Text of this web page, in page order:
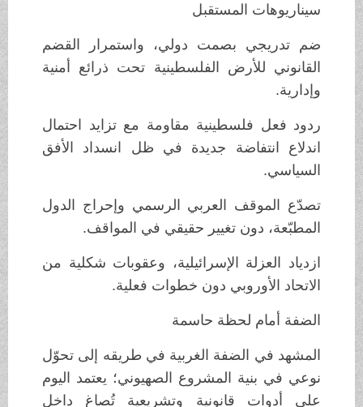
سيناريوهات المستقبل
ضم تدريجي بصمت دولي، واستمرار القضم
القانوني للأرض الفلسطينية تحت ذرائع أمنية
وإدارية.
ردود فعل فلسطينية مقاومة مع تزايد احتمال
اندلاع انتفاضة جديدة في ظل انسداد الأفق
السياسي.
تصدّع الموقف العربي الرسمي وإحراج الدول
المطبّعة، دون تغيير حقيقي في المواقف.
ازدياد العزلة الإسرائيلية، وعقوبات شكلية من
الاتحاد الأوروبي دون خطوات فعلية.
الضفة أمام لحظة حاسمة
المشهد في الضفة الغربية في طريقه إلى تحوّل
نوعي في بنية المشروع الصهيوني؛ يعتمد اليوم
على أدوات قانونية وتشريعية تُصاغ داخل